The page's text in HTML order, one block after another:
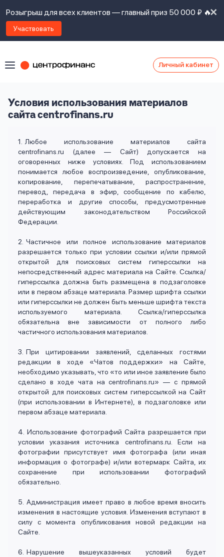
Розыгрыш для всех клиентов — главный приз 50 000 ₽ 🔥
Участвовать
Личный кабинет
Условия использования материалов
сайта centrofinans.ru
Любое использование материалов сайта
centrofinans.ru (далее — Сайт) допускается на
оговоренных ниже условиях. Под использованием
понимается любое воспроизведение, опубликование,
копирование, перепечатывание, распространение,
перевод, передача в эфир, сообщение по кабелю,
переработка и другие способы, предусмотренные
действующим законодательством Российской
Федерации.
Частичное или полное использование материалов
разрешается только при условии ссылки и/или прямой
открытой для поисковых систем гиперссылки на
непосредственный адрес материала на Сайте. Ссылка/
гиперссылка должна быть размещена в подзаголовке
или в первом абзаце материала. Размер шрифта ссылки
или гиперссылки не должен быть меньше шрифта текста
используемого материала. Ссылка/гиперссылка
обязательна вне зависимости от полного либо
частичного использования материалов.
При цитировании заявлений, сделанных гостями
редакции в ходе «Чатов поддержки» на Сайте,
необходимо указывать, что «то или иное заявление было
сделано в ходе чата на centrofinans.ru» — с прямой
открытой для поисковых систем гиперссылкой на Сайт
(при использовании в Интернете), в подзаголовке или
первом абзаце материала.
Использование фотографий Сайта разрешается при
условии указания источника centrofinans.ru. Если на
фотографии присутствует имя фотографа (или иная
информация о фотографе) и/или вотермарк Сайта, их
сохранение при использовании фотографий
обязательно.
Администрация имеет право в любое время вносить
изменения в настоящие условия. Изменения вступают в
силу с момента опубликования новой редакции на
Сайте.
Нарушение вышеуказанных условий будет
Оформить заявку
Войти под другим номером
Наши
Задать
Ответы
на
Ок
Ок
Я
ознакомлен
предоставления
займов,
политикой
сайта,
даю
согласие
на
обработку
личных